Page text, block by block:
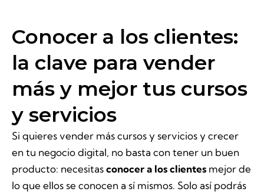
Conocer a los clientes:
la clave para vender
más y mejor tus cursos
y servicios
Si quieres vender más cursos y servicios y crecer
en tu negocio digital, no basta con tener un buen
producto: necesitasconocer a los clientes mejor de
lo que ellos se conocen a sí mismos. Solo así podrás